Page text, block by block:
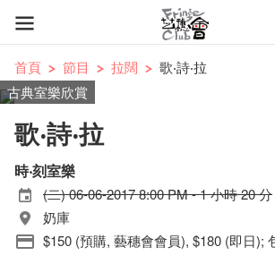
首頁 節目 拉闊
歌‧詩‧拉
古典室樂欣賞
歌‧詩‧拉
時‧刻室樂
(二) 06-06-2017 8:00 PM - 1 小時 20 分
奶庫
$150 (預購, 藝穗會會員), $180 (即日);